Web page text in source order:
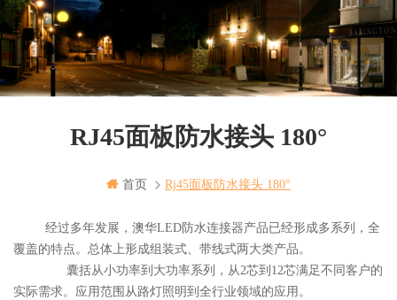
RJ45面板防水接头 180°
首页 Rj45面板防水接头 180°
经过多年发展，澳华LED防水连接器产品已经形成多系列，全
覆盖的特点。总体上形成组装式、带线式两大类产品。
囊括从小功率到大功率系列，从2芯到12芯满足不同客户的
实际需求。应用范围从路灯照明到全行业领域的应用。